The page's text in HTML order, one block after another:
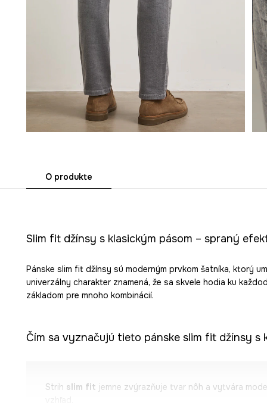
O produkte
Slim fit džínsy s klasickým pásom – spraný
Pánske slim fit džínsy sú moderným prvkom šatníka, ktorý
univerzálny charakter znamená, že sa skvele hodia ku
základom pre mnoho kombinácií.
Čím sa vyznačujú tieto pánske slim fit džínsy s
Strih slim fit jemne zvýrazňuje tvar nôh a vytvára